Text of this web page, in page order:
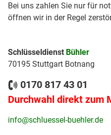
Bei uns zahlen Sie nur für
öffnen wir in der Regel
Schlüsseldienst Bühler
70195 Stuttgart Botnang
0170 817 43 01
Durchwahl direkt zum
info@schluessel-buehler.de